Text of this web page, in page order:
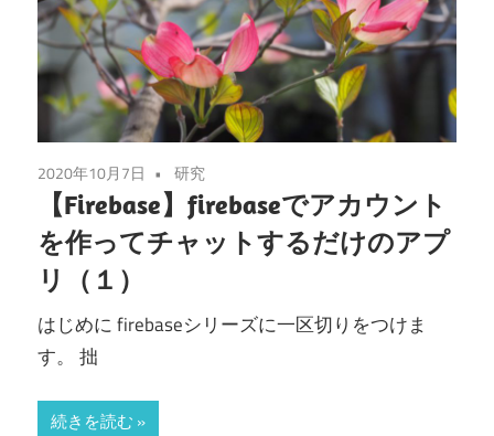
2020年10月7日 研究
【Firebase】firebaseでアカウント
を作ってチャットするだけのアプ
リ（１）
はじめに firebaseシリーズに一区切りをつけま
す。 拙
続きを読む